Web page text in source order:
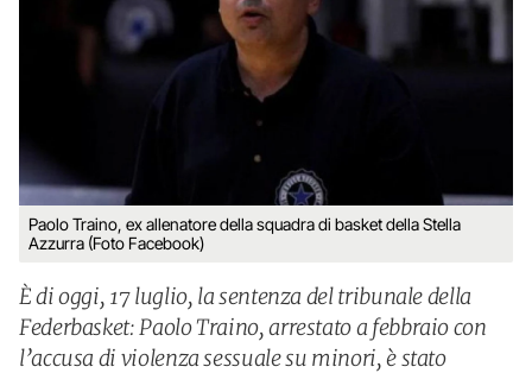
Paolo Traino, ex allenatore della squadra di basket della Stella
Azzurra (Foto Facebook)
È di oggi, 17 luglio, la sentenza del tribunale della
Federbasket: Paolo Traino, arrestato a febbraio con
l’accusa di violenza sessuale su minori, è stato